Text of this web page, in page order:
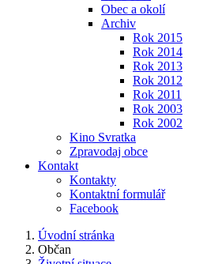
Obec a okolí
Archiv
Rok 2015
Rok 2014
Rok 2013
Rok 2012
Rok 2011
Rok 2003
Rok 2002
Kino Svratka
Zpravodaj obce
Kontakt
Kontakty
Kontaktní formulář
Facebook
Úvodní stránka
Občan